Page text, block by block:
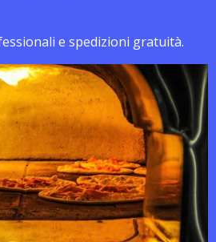
e spedizioni gratuità.